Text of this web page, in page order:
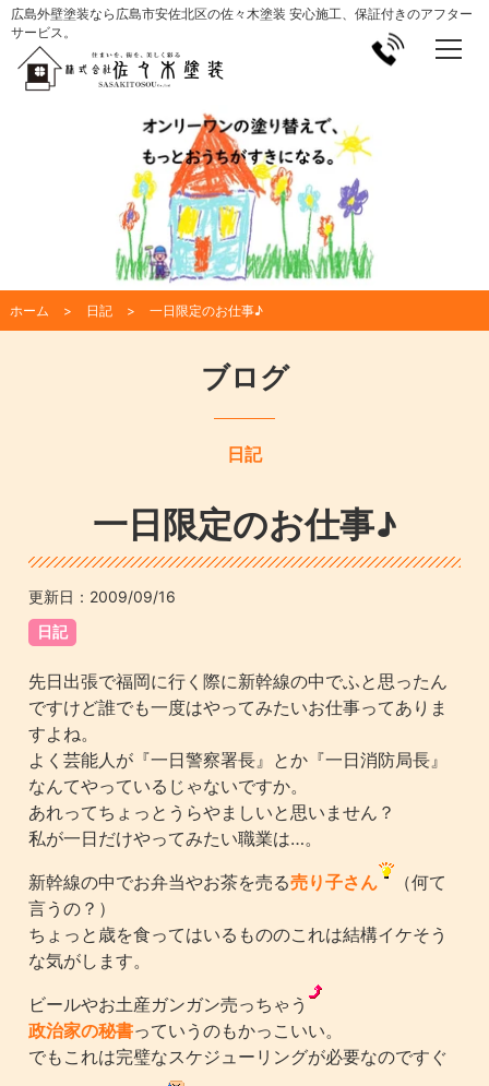
広島外壁塗装なら広島市安佐北区の佐々木塗装 安心施工、保証付きのアフター
サービス。
ホーム 日記 一日限定のお仕事♪
ブログ
日記
一日限定のお仕事♪
更新日： 2009/09/16
日記
先日出張で福岡に行く際に新幹線の中でふと思ったん
ですけど誰でも一度はやってみたいお仕事ってありま
すよね。
よく芸能人が『一日警察署長』とか『一日消防局長』
なんてやっているじゃないですか。
あれってちょっとうらやましいと思いません？
私が一日だけやってみたい職業は…。
新幹線の中でお弁当やお茶を売る売り子さん
（何て
言うの？）
ちょっと歳を食ってはいるもののこれは結構イケそう
な気がします。
ビールやお土産ガンガン売っちゃう
政治家の秘書っていうのもかっこいい。
でもこれは完璧なスケジューリングが必要なのですぐ